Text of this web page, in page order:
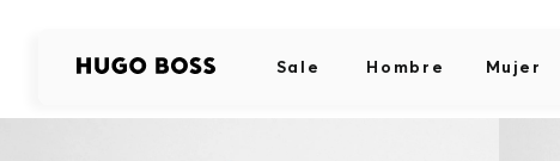
Sale Hombre Mujer